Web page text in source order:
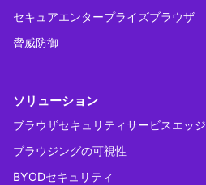
セキュアエンタープライズブラウザ
脅威防御
ソリューション
ブラウザセキュリティサービスエッジ
ブラウジングの可視性
BYODセキュリティ